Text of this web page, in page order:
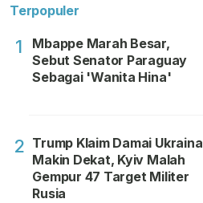
Terpopuler
1
Mbappe Marah Besar,
Sebut Senator Paraguay
Sebagai 'Wanita Hina'
2 Trump Klaim Damai Ukraina
Makin Dekat, Kyiv Malah
Gempur 47 Target Militer
Rusia